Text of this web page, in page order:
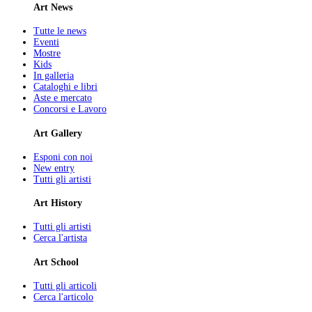
Art News
Tutte le news
Eventi
Mostre
Kids
In galleria
Cataloghi e libri
Aste e mercato
Concorsi e Lavoro
Art Gallery
Esponi con noi
New entry
Tutti gli artisti
Art History
Tutti gli artisti
Cerca l'artista
Art School
Tutti gli articoli
Cerca l'articolo